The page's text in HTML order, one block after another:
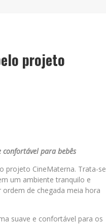
projeto
confortável para bebês
projeto CineMaterna. Trata-se
um ambiente tranquilo e
de chegada meia hora
suave e confortável para os